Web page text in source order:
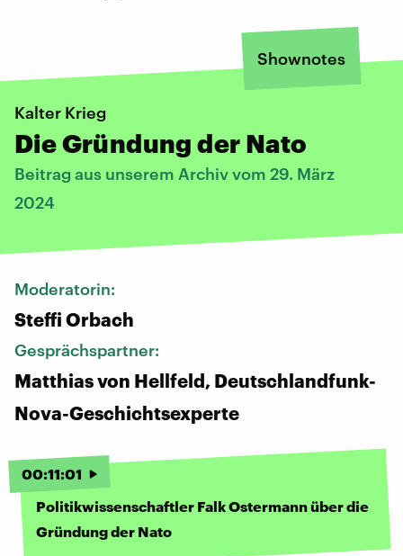
Shownotes
Kalter Krieg
Die Gründung der Nato
Beitrag aus unserem Archiv vom 29. März
2024
Moderatorin:
Steffi Orbach
Gesprächspartner:
Matthias von Hellfeld, Deutschlandfunk-
Nova-Geschichtsexperte
00:11:01
Politikwissenschaftler Falk Ostermann über die
Gründung der Nato